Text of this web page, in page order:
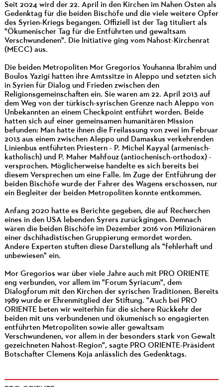
Seit 2024 wird der 22. April in den Kirchen im Nahen Osten als
Gedenktag für die beiden Bischöfe und die viele weitere Opfer
des Syrien-Kriegs begangen. Offiziell ist der Tag tituliert als
"Ökumenischer Tag für die Entführten und gewaltsam
Verschwundenen". Die Initiative ging vom Nahost-Kirchenrat
(MECC) aus.
Die beiden Metropoliten Mor Gregorios Youhanna Ibrahim und
Boulos Yazigi hatten ihre Amtssitze in Aleppo und setzten sich
in Syrien für Dialog und Frieden zwischen den
Religionsgemeinschaften ein. Sie waren am 22. April 2013 auf
dem Weg von der türkisch-syrischen Grenze nach Aleppo von
Unbekannten an einem Checkpoint entführt worden. Beide
hatten sich auf einer gemeinsamen humanitären Mission
befunden: Man hatte ihnen die Freilassung von zwei im Februar
2013 aus einem zwischen Aleppo und Damaskus verkehrenden
Linienbus entführten Priestern - P. Michel Kayyal (armenisch-
katholisch) und P. Maher Mahfouz (antiochenisch-orthodox) -
versprochen. Möglicherweise handelte es sich bereits bei
diesem Versprechen um eine Falle. Im Zuge der Entführung der
beiden Bischöfe wurde der Fahrer des Wagens erschossen, nur
ein Begleiter der beiden Metropoliten konnte entkommen.
Anfang 2020 hatte es Berichte gegeben, die auf Recherchen
eines in den USA lebenden Syrers zurückgingen. Demnach
wären die beiden Bischöfe im Dezember 2016 von Milizionären
einer dschihadistischen Gruppierung ermordet worden.
Andere Experten stuften diese Darstellung als "fehlerhaft und
unbewiesen" ein.
Mor Gregorios war über viele Jahre auch mit PRO ORIENTE
eng verbunden, vor allem im "Forum Syriacum", dem
Dialogforum mit den Kirchen der syrischen Traditionen. Bereits
1989 wurde er Ehrenmitglied der Stiftung. "Auch bei PRO
ORIENTE beten wir weiterhin für die sichere Rückkehr der
beiden mit uns verbundenen und ökumenisch so engagierten
entführten Metropoliten sowie aller gewaltsam
Verschwundenen, vor allem in der besonders stark von Gewalt
gezeichneten Nahost-Region", sagte PRO ORIENTE-Präsident
Botschafter Clemens Koja anlässlich des Gedenktags.